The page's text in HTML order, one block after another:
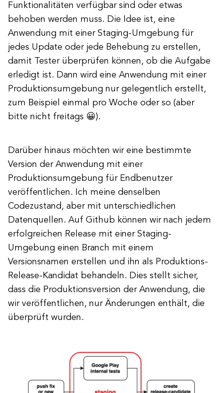
Funktionalitäten verfügbar sind oder etwas
behoben werden muss. Die Idee ist, eine
Anwendung mit einer Staging-Umgebung für
jedes Update oder jede Behebung zu erstellen,
damit Tester überprüfen können, ob die Aufgabe
erledigt ist. Dann wird eine Anwendung mit einer
Produktionsumgebung nur gelegentlich erstellt,
zum Beispiel einmal pro Woche oder so (aber
bitte nicht freitags 😀).
Darüber hinaus möchten wir eine bestimmte
Version der Anwendung mit einer
Produktionsumgebung für Endbenutzer
veröffentlichen. Ich meine denselben
Codezustand, aber mit unterschiedlichen
Datenquellen. Auf Github können wir nach jedem
erfolgreichen Release mit einer Staging-
Umgebung einen Branch mit einem
Versionsnamen erstellen und ihn als Produktions-
Release-Kandidat behandeln. Dies stellt sicher,
dass die Produktionsversion der Anwendung, die
wir veröffentlichen, nur Änderungen enthält, die
überprüft wurden.